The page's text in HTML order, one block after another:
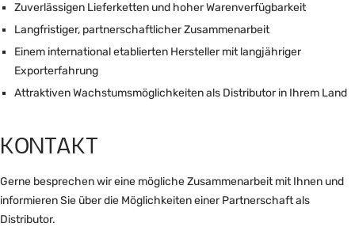
Zuverlässigen Lieferketten und hoher Warenverfügbarkeit
Langfristiger, partnerschaftlicher Zusammenarbeit
Einem international etablierten Hersteller mit langjähriger
Exporterfahrung
Attraktiven Wachstumsmöglichkeiten als Distributor in Ihrem Land
KONTAKT
Gerne besprechen wir eine mögliche Zusammenarbeit mit Ihnen und
informieren Sie über die Möglichkeiten einer Partnerschaft als
Distributor.